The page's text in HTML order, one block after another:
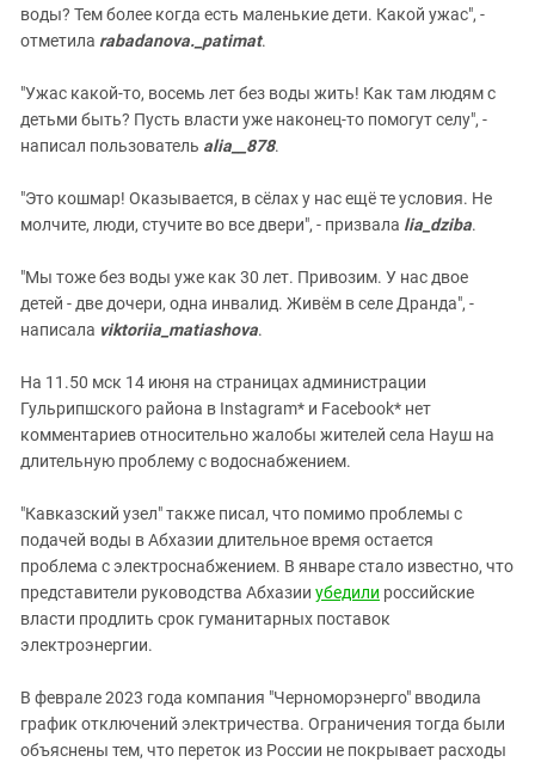
воды? Тем более когда есть маленькие дети. Какой ужас", -
отметила rabadanova._patimat.
"Ужас какой-то, восемь лет без воды жить! Как там людям с
детьми быть? Пусть власти уже наконец-то помогут селу", -
написал пользователь alia__878.
"Это кошмар! Оказывается, в сёлах у нас ещё те условия. Не
молчите, люди, стучите во все двери", - призвала lia_dziba.
"Мы тоже без воды уже как 30 лет. Привозим. У нас двое
детей - две дочери, одна инвалид. Живём в селе Дранда", -
написала viktoriia_matiashova.
На 11.50 мск 14 июня на страницах администрации
Гульрипшского района в Instagram* и Facebook* нет
комментариев относительно жалобы жителей села Науш на
длительную проблему с водоснабжением.
"Кавказский узел" также писал, что помимо проблемы с
подачей воды в Абхазии длительное время остается
проблема с электроснабжением. В январе стало известно, что
представители руководства Абхазии убедили российские
власти продлить срок гуманитарных поставок
электроэнергии.
В феврале 2023 года компания "Черноморэнерго" вводила
график отключений электричества. Ограничения тогда были
объяснены тем, что переток из России не покрывает расходы